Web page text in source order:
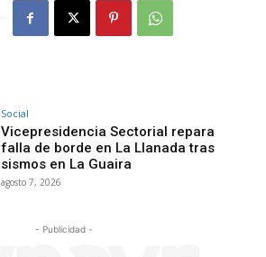
Social
Vicepresidencia Sectorial repara
falla de borde en La Llanada tras
sismos en La Guaira
agosto 7, 2026
- Publicidad -